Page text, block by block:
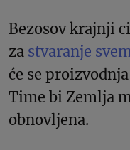
Bezosov krajnji
za stvaranje
će se
Time bi Zemlja
obnovljena.